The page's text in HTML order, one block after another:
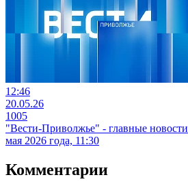
12:46
20.05.26
1005
"Вести-Приволжье" - главные
мая 2026 года, 11:30
Комментарии